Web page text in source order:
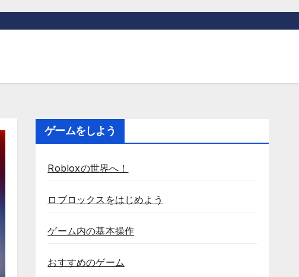
ゲームをしよう
Robloxの世界へ！
ロブロックスをはじめよう
ゲーム内の基本操作
おすすめのゲーム